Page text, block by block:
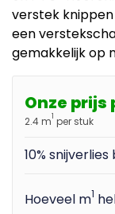
verstek
een
gemakkelijk op
Onze prijs
2.4 m1 per stuk
10%
Hoeveel m1